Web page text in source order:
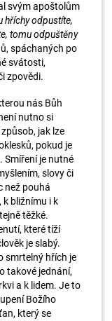
svým apoštolům
hříchy odpustíte,
tomu odpuštěny
spáchaných po
svátosti,
zpovědi.
nás Bůh
nutno si
jak lze
pokud je
Smíření je nutné
slovy či
než pouhá
k bližnímu i k
těžké.
které tíží
je slabý.
smrtelný hřích je
takové jednání,
a k lidem. Je to
Božího
který se